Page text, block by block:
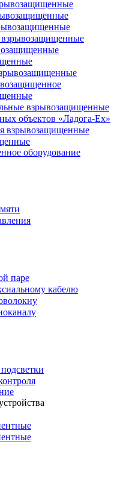
взрывозащищенные
объектов «Ладога-Ex»
взрывозащищенные
оборудование
паре
кабелю